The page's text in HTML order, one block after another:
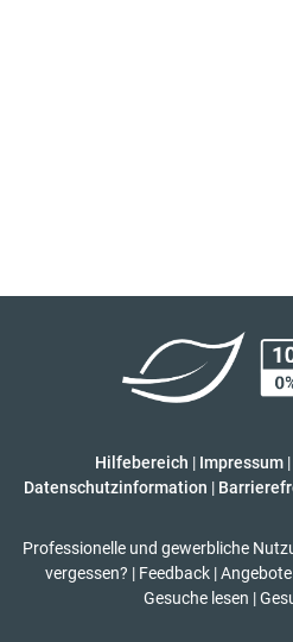
Hilfebereich | Impressum |
Datenschutzinformation |
Professionelle und gewerbliche
vergessen? | Feedback |
Gesuche lesen |